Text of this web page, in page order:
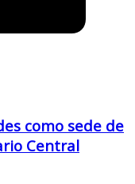
como sede de
Central